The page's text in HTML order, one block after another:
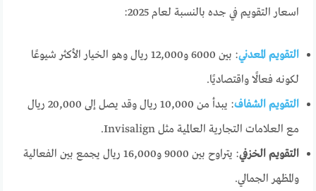
اسعار التقويم في جده بالنسبة لعام 2025:
التقويم المعدني
: بين 6000 و12,000 ريال وهو الخيار الأكثر شيوعًا
لكونه فعالًا واقتصاديًا.
التقويم الشفاف
: يبدأ من 10,000 ريال وقد يصل إلى 20,000 ريال
مع العلامات التجارية العالمية مثل Invisalign.
التقويم الخزفي
: يتراوح بين 9000 و16,000 ريال يجمع بين الفعالية
والمظهر الجمالي.